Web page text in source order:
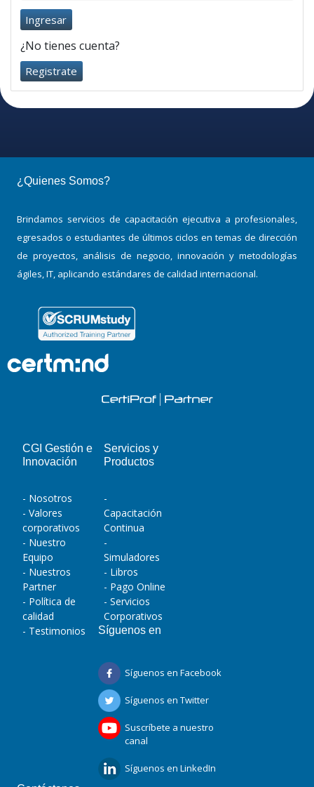
Ingresar
¿No tienes cuenta?
Registrate
¿Quienes Somos?
Brindamos servicios de capacitación ejecutiva a profesionales,
egresados o estudiantes de últimos ciclos en temas de dirección
de proyectos, análisis de negocio, innovación y metodologías
ágiles, IT, aplicando estándares de calidad internacional.
CGI Gestión e
Innovación
- Nosotros
- Valores
corporativos
- Nuestro
Equipo
- Nuestros
Partner
- Política de
calidad
- Testimonios
Servicios y
Productos
-
Capacitación
Continua
-
Simuladores
- Libros
- Pago Online
- Servicios
Corporativos
Síguenos en
Síguenos en Facebook
Síguenos en Twitter
Suscríbete a nuestro
canal
Síguenos en LinkedIn